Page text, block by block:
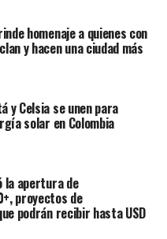
homenaje a quienes con
y hacen una ciudad más
y Celsia se unen para
solar en Colombia
la apertura de
proyectos de
podrán recibir hasta USD